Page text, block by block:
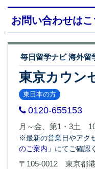
お問い合わせはこ
毎日留学ナビ 海外留
東京カウン
東日本の方
0120-655153
月～金、第1・3土
※最新の営業日やアク
のご案内」 にてご確認
〒105-0012 東京都